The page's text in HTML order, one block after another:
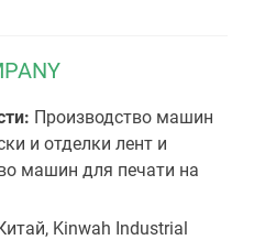
Производство машин
и отделки лент и
машин для печати на
Kinwah Industrial